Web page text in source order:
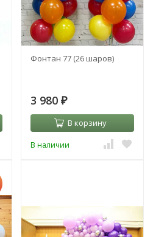
Фонтан 77 (26 шаров)
3 980 ₽
В корзину
В наличии